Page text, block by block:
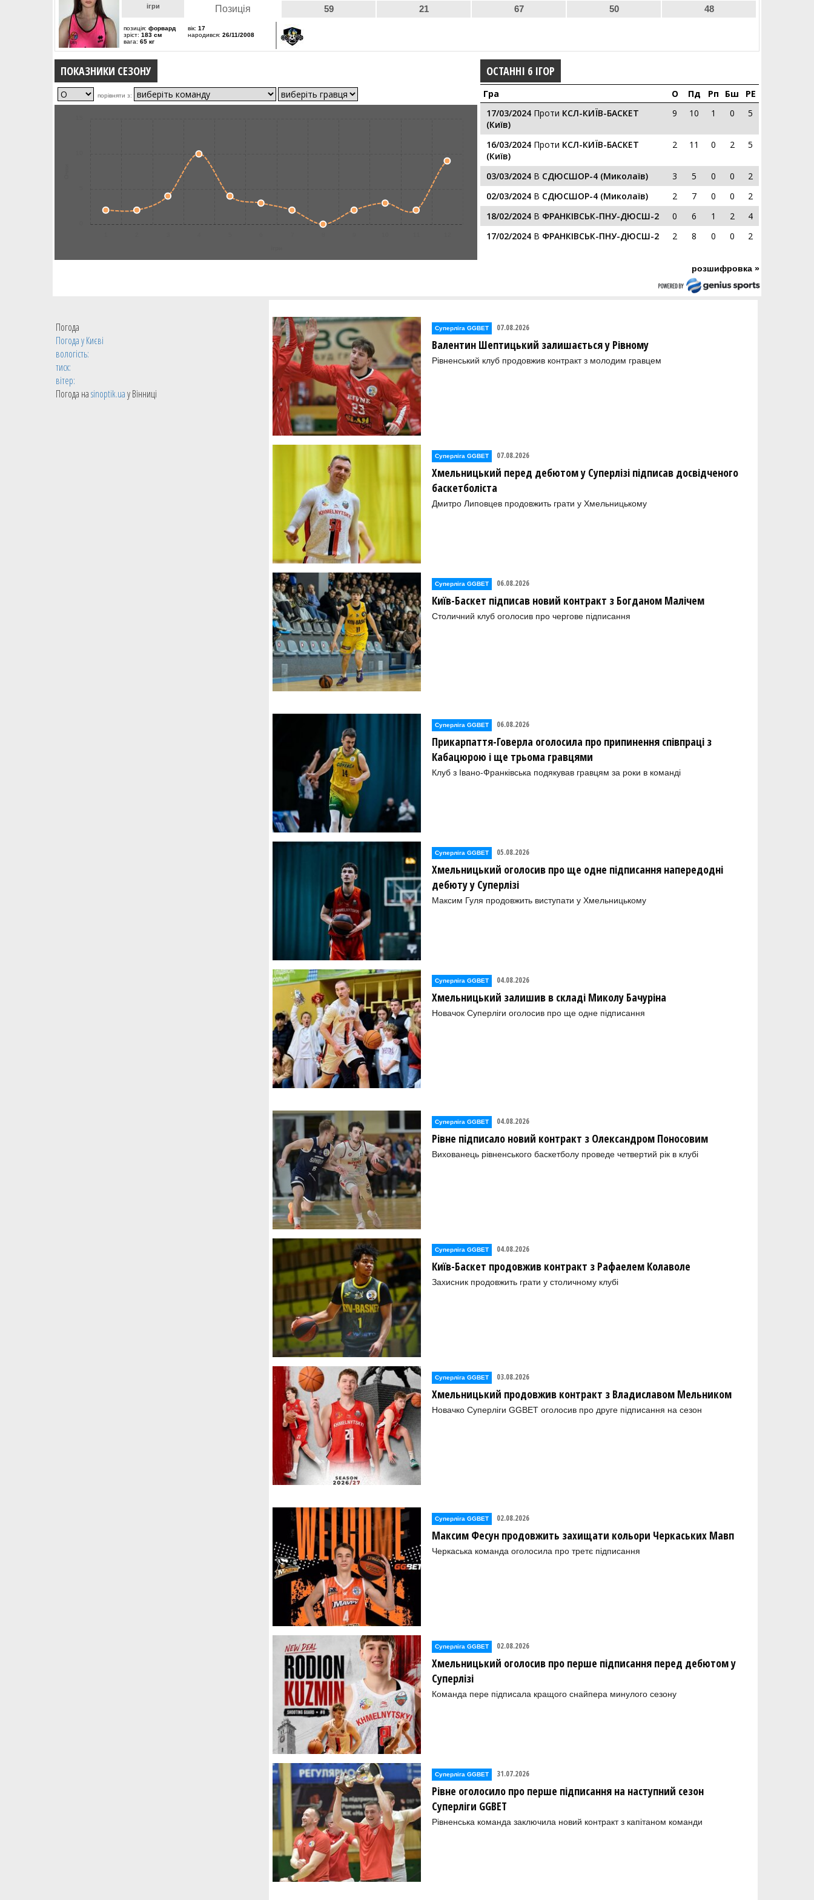
ігри
Позиція
59 21 67 50 48
позиція: форвард
зріст: 183 см
вага: 65 кг
вік: 17
народився: 26/11/2008
ПОКАЗНИКИ СЕЗОНУ
порівняти з:
ОСТАННІ 6 ІГОР
Гра О Пд Рп Бш
РЕ
17/03/2024 Проти КСЛ-КИЇВ-БАСКЕТ
(Київ)
9 10 1 0 5
16/03/2024 Проти КСЛ-КИЇВ-БАСКЕТ
(Київ)
2 11 0 2 5
03/03/2024 В СДЮСШОР-4 (Миколаїв) 3 5 0 0
2
02/03/2024 В СДЮСШОР-4 (Миколаїв) 2 7 0 0
2
18/02/2024 В ФРАНКІВСЬК-ПНУ-ДЮСШ-2 0 6 1 2
4
17/02/2024 В ФРАНКІВСЬК-ПНУ-ДЮСШ-2 2 8 0 0 2
розшифровка »
Погода
Погода уКиєві
вологість:
тиск:
вітер:
Погода наsinoptik.uaу Вінниці
Суперліга GGBET 07.08.2026
Валентин Шептицький залишається у Рівному
Рівненський клуб продовжив контракт з молодим гравцем
Суперліга GGBET 07.08.2026
Хмельницький перед дебютом у Суперлізі підписав досвідченого
баскетболіста
Дмитро Липовцев продовжить грати у Хмельницькому
Суперліга GGBET 06.08.2026
Київ-Баскет підписав новий контракт з Богданом Малічем
Столичний клуб оголосив про чергове підписання
Суперліга GGBET 06.08.2026
Прикарпаття-Говерла оголосила про припинення співпраці з
Кабацюрою і ще трьома гравцями
Клуб з Івано-Франківська подякував гравцям за роки в команді
Суперліга GGBET 05.08.2026
Хмельницький оголосив про ще одне підписання напередодні
дебюту у Суперлізі
Максим Гуля продовжить виступати у Хмельницькому
Суперліга GGBET 04.08.2026
Хмельницький залишив в складі Миколу Бачуріна
Новачок Суперліги оголосив про ще одне підписання
Суперліга GGBET 04.08.2026
Рівне підписало новий контракт з Олександром Поносовим
Вихованець рівненського баскетболу проведе четвертий рік в клубі
Суперліга GGBET 04.08.2026
Київ-Баскет продовжив контракт з Рафаелем Колаволе
Захисник продовжить грати у столичному клубі
Суперліга GGBET 03.08.2026
Хмельницький продовжив контракт з Владиславом Мельником
Новачко Суперліги GGBET оголосив про друге підписання на сезон
Суперліга GGBET 02.08.2026
Максим Фесун продовжить захищати кольори Черкаських Мавп
Черкаська команда оголосила про третє підписання
Суперліга GGBET 02.08.2026
Хмельницький оголосив про перше підписання перед дебютом у
Суперлізі
Команда пере підписала кращого снайпера минулого сезону
Суперліга GGBET 31.07.2026
Рівне оголосило про перше підписання на наступний сезон
Суперліги GGBET
Рівненська команда заключила новий контракт з капітаном команди